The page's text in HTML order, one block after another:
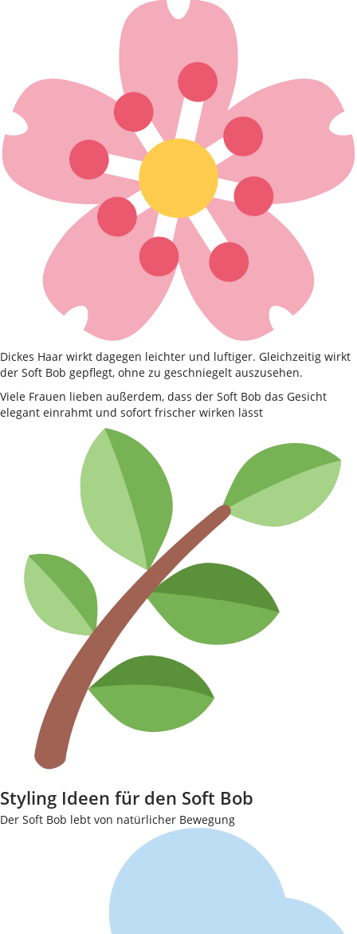
Dickes Haar wirkt dagegen leichter und luftiger. Gleichzeitig wirkt
der Soft Bob gepflegt, ohne zu geschniegelt auszusehen.
Viele Frauen lieben außerdem, dass der Soft Bob das Gesicht
elegant einrahmt und sofort frischer wirken lässt
Styling Ideen für den Soft Bob
Der Soft Bob lebt von natürlicher Bewegung